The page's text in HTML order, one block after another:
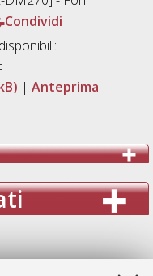
Condividi
|Anteprima